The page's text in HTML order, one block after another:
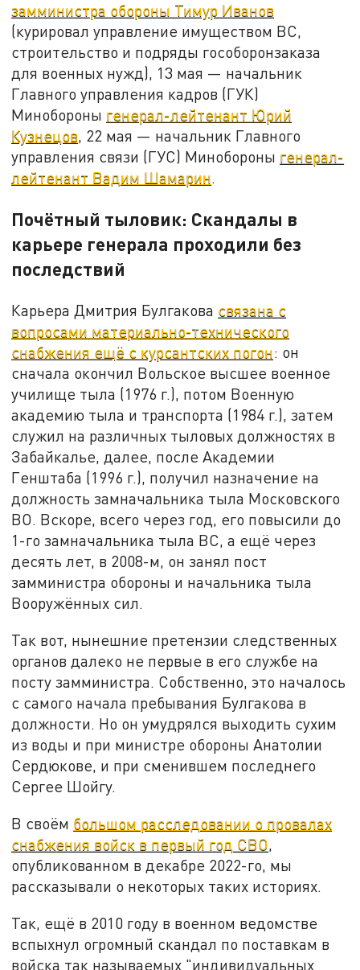
замминистра обороны Тимур Иванов
(курировал управление имуществом ВС,
строительство и подряды гособоронзаказа
для военных нужд), 13 мая — начальник
Главного управления кадров (ГУК)
Минобороны генерал-лейтенант Юрий
Кузнецов, 22 мая — начальник Главного
управления связи (ГУС) Минобороны генерал-
лейтенант Вадим Шамарин.
Почётный тыловик: Скандалы в
карьере генерала проходили без
последствий
Карьера Дмитрия Булгакова связана с
вопросами материально-технического
снабжения ещё с курсантских погон: он
сначала окончил Вольское высшее военное
училище тыла (1976 г.), потом Военную
академию тыла и транспорта (1984 г.), затем
служил на различных тыловых должностях в
Забайкалье, далее, после Академии
Генштаба (1996 г.), получил назначение на
должность замначальника тыла Московского
ВО. Вскоре, всего через год, его повысили до
1-го замначальника тыла ВС, а ещё через
десять лет, в 2008-м, он занял пост
замминистра обороны и начальника тыла
Вооружённых сил.
Так вот, нынешние претензии следственных
органов далеко не первые в его службе на
посту замминистра. Собственно, это началось
с самого начала пребывания Булгакова в
должности. Но он умудрялся выходить сухим
из воды и при министре обороны Анатолии
Сердюкове, и при сменившем последнего
Сергее Шойгу.
В своём большом расследовании о провалах
снабжения войск в первый год СВО,
опубликованном в декабре 2022-го, мы
рассказывали о некоторых таких историях.
Так, ещё в 2010 году в военном ведомстве
вспыхнул огромный скандал по поставкам в
войска так называемых "индивидуальных